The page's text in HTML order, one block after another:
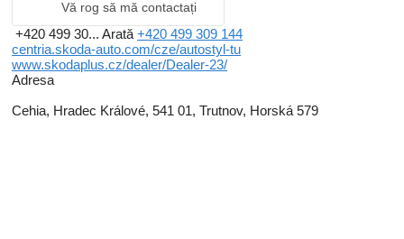
Vă rog să mă contactați
+420 499 30... Arată +420 499 309 144
centria.skoda-auto.com/cze/autostyl-tu
www.skodaplus.cz/dealer/Dealer-23/
Adresa
Cehia, Hradec Králové, 541 01, Trutnov, Horská 579